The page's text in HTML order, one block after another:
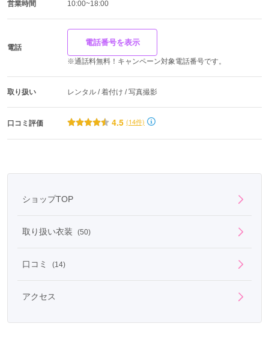
営業時間 10:00~18:00
電話
電話番号を表示
※通話料無料！キャンペーン対象電話番号です。
取り扱い レンタル / 着付け / 写真撮影
口コミ評価 4.5 (14件)
ショップTOP
取り扱い衣装 (50)
口コミ (14)
アクセス